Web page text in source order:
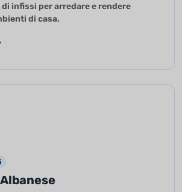
infissi per arredare e rendere
di casa.